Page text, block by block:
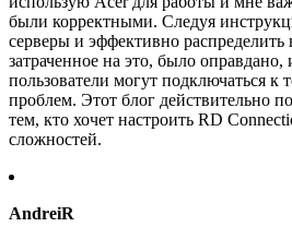
были корректными. Следуя
серверы и эффективно распределить
затраченное на это, было оправдано,
пользователи могут подключаться к
проблем. Этот блог действительно
тем, кто хочет настроить RD
сложностей.
AndreiR